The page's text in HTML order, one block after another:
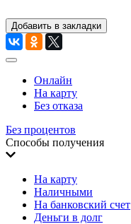
Добавить в закладки
Онлайн
На карту
Без отказа
Без процентов
Способы получения
На карту
Наличными
На банковский счет
Деньги в долг